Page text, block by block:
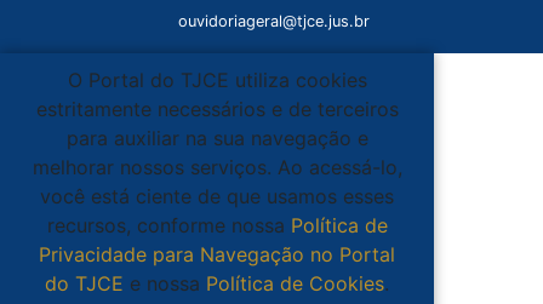
ouvidoriageral@tjce.jus.br
O Portal do TJCE utiliza cookies
estritamente necessários e de terceiros
para auxiliar na sua navegação e
melhorar nossos serviços. Ao acessá-lo,
você está ciente de que usamos esses
recursos, conforme nossa Política de
Privacidade para Navegação no Portal
do TJCE e nossa Política de Cookies.